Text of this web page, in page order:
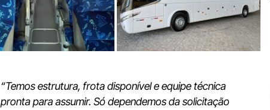
“Temos estrutura, frota disponível e equipe técnica
pronta para assumir. Só dependemos da solicitação